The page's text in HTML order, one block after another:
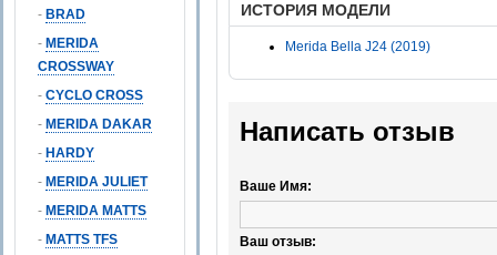
- BRAD
- MERIDA
CROSSWAY
- CYCLO CROSS
- MERIDA DAKAR
- HARDY
- MERIDA JULIET
- MERIDA MATTS
- MATTS TFS
ИСТОРИЯ МОДЕЛИ
Merida Bella J24 (2019)
Написать отзыв
Ваше Имя:
Ваш отзыв: